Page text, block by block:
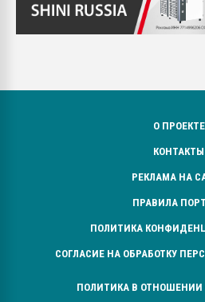
О ПРОЕКТЕ
КОНТАКТЫ
РЕКЛАМА НА
ПРАВИЛА
ПОЛИТИКА
СОГЛАСИЕ НА ОБРАБОТКУ
ПОЛИТИКА В ОТНОШЕНИИ